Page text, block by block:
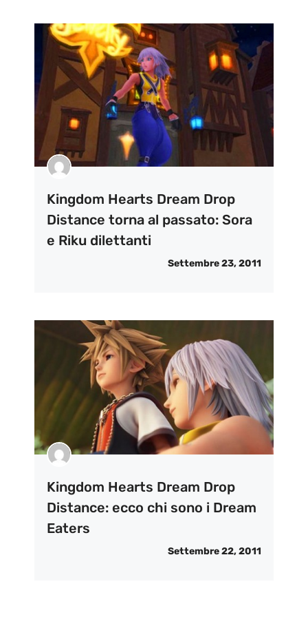
Kingdom Hearts Dream Drop
Distance torna al passato: Sora
e Riku dilettanti
Settembre 23, 2011
Kingdom Hearts Dream Drop
Distance: ecco chi sono i Dream
Eaters
Settembre 22, 2011